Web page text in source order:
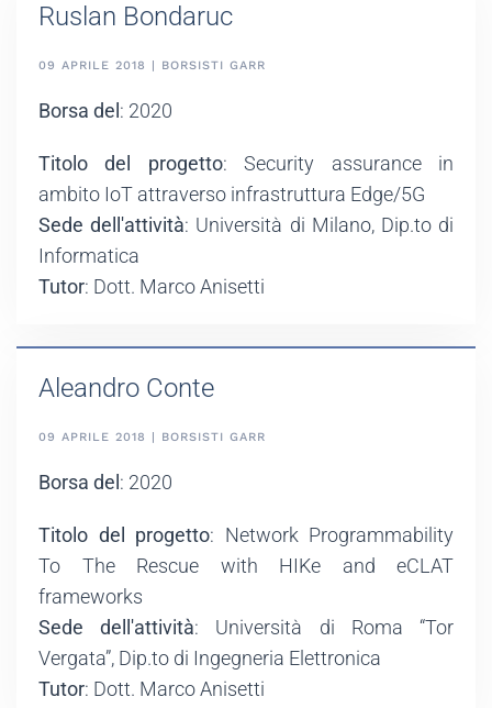
Ruslan Bondaruc
09 APRILE 2018 | BORSISTI GARR
Borsa del : 2020
Titolo del progetto: Security assurance in
ambito IoT attraverso infrastruttura Edge/5G
Sede dell'attività: Università di Milano, Dip.to di
Informatica
Tutor: Dott. Marco Anisetti
Aleandro Conte
09 APRILE 2018 | BORSISTI GARR
Borsa del : 2020
Titolo del progetto: Network Programmability
To The Rescue with HIKe and eCLAT
frameworks
Sede dell'attività: Università di Roma “Tor
Vergata”, Dip.to di Ingegneria Elettronica
Tutor: Dott. Marco Anisetti